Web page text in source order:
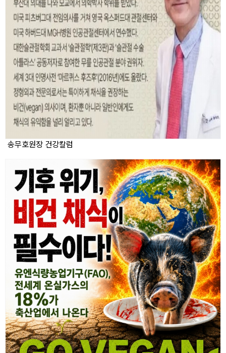
송무호원장 건강칼럼